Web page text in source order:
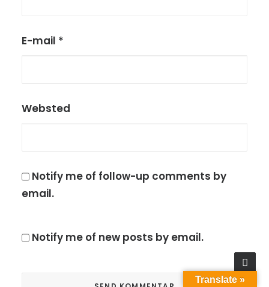
E-mail *
Websted
Notify me of follow-up comments by
email.
Notify me of new posts by email.
Translate »